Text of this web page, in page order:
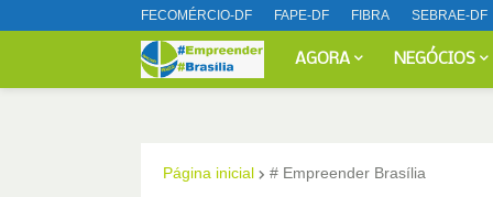
FECOMÉRCIO-DF FAPE-DF FIBRA SEBRAE-DF
AGORA NEGÓCIOS
Página inicial # Empreender Brasília